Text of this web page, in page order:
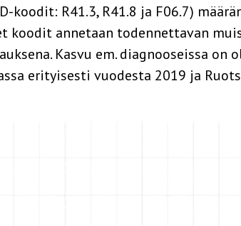
koodit: R41.3, R41.8 ja F06.7)
koodit annetaan todennettavan
Kasvu em. diagnooseissa on
erityisesti vuodesta 2019 ja